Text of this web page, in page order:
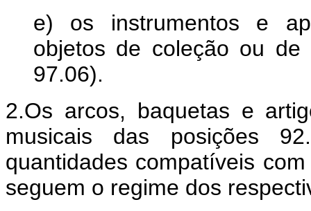
e) os instrumentos e
objetos de coleção ou de
97.06).
2.Os arcos, baquetas e
musicais das posições
quantidades compatíveis
seguem o regime dos